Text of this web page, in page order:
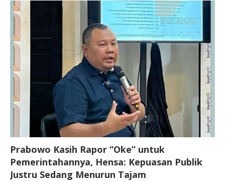
Prabowo Kasih Rapor “Oke” untuk
Pemerintahannya, Hensa: Kepuasan Publik
Justru Sedang Menurun Tajam